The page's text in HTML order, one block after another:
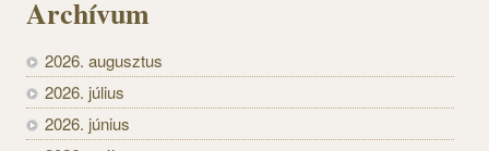
Archívum
2026. augusztus
2026. július
2026. június